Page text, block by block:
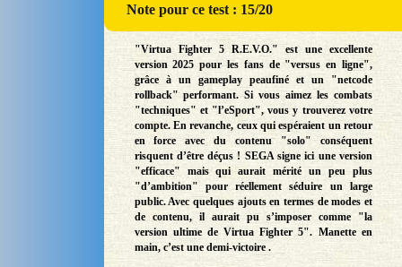
Notepour ce test : 15/20
"Virtua Fighter 5 R.E.V.O." est une excellente
version 2025 pour les fans de "versus en ligne",
grâce à un gameplay peaufiné et un "netcode
rollback" performant. Si vous aimez les combats
"techniques" et "l’eSport", vous y trouverez votre
compte. En revanche, ceux qui espéraient un retour
en force avec du contenu "solo" conséquent
risquent d’être déçus ! SEGA signe ici une version
"efficace" mais qui aurait mérité un peu plus
"d’ambition" pour réellement séduire un large
public. Avec quelques ajouts en termes de modes et
de contenu, il aurait pu s’imposer comme "la
version ultime de Virtua Fighter 5". Manette en
main, c’est une demi-victoire .